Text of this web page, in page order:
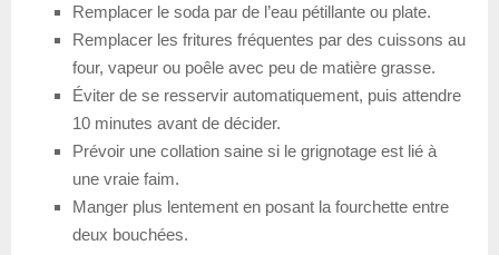
Remplacer le soda par de l’eau pétillante ou plate.
Remplacer les fritures fréquentes par des cuissons au
four, vapeur ou poêle avec peu de matière grasse.
Éviter de se resservir automatiquement, puis attendre
10 minutes avant de décider.
Prévoir une collation saine si le grignotage est lié à
une vraie faim.
Manger plus lentement en posant la fourchette entre
deux bouchées.